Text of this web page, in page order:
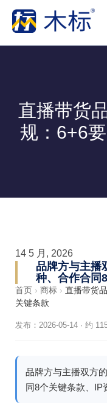
直播带货
规：6+6
14 5 月, 2026
品牌方与主播
种、合作合同
首页 › 商标 › 直播带货
关键条款
发布：2026-05-14 · 约
品牌方与主播双方
同8个关键条款、IP